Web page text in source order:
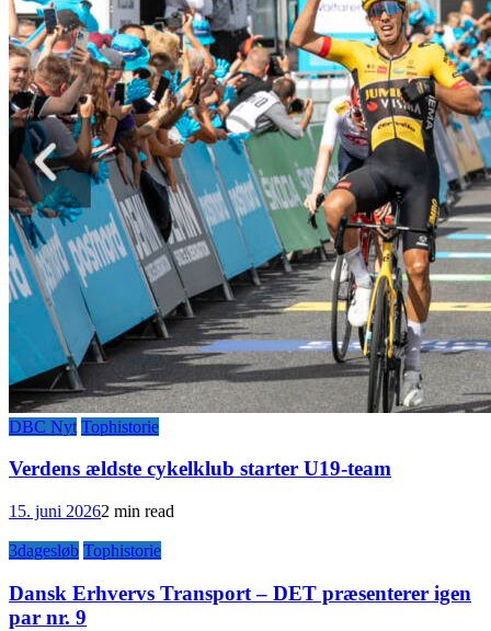
DBC Nyt Tophistorie
Verdens ældste cykelklub starter U19-team
15. juni 20262 min read
3dagesløb Tophistorie
Dansk Erhvervs Transport – DET præsenterer igen
par nr. 9